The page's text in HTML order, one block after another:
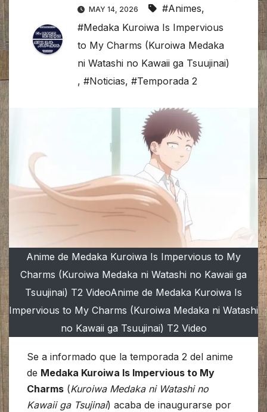
MAY 14, 2026 #Animes,
#Medaka Kuroiwa Is Impervious
to My Charms (Kuroiwa Medaka
ni Watashi no Kawaii ga Tsuujinai)
, #Noticias, #Temporada 2
Anime de Medaka Kuroiwa Is Impervious to My
Charms (Kuroiwa Medaka ni Watashi no Kawaii ga
Tsuujinai) T2 VideoAnime de Medaka Kuroiwa Is
Impervious to My Charms (Kuroiwa Medaka ni Watashi
no Kawaii ga Tsuujinai) T2 Video
Se a informado que la temporada 2 del anime
de Medaka Kuroiwa Is Impervious to My
Charms (Kuroiwa Medaka ni Watashi no
Kawaii ga Tsujinai) acaba de inaugurarse por